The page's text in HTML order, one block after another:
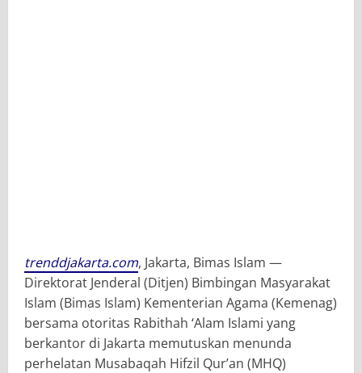
trenddjakarta.com, Jakarta, Bimas Islam —
Direktorat Jenderal (Ditjen) Bimbingan Masyarakat
Islam (Bimas Islam) Kementerian Agama (Kemenag)
bersama otoritas Rabithah ‘Alam Islami yang
berkantor di Jakarta memutuskan menunda
perhelatan Musabaqah Hifzil Qur’an (MHQ)